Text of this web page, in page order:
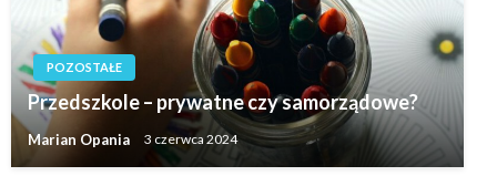
POZOSTAŁE
Przedszkole – prywatne czy samorządowe?
Marian Opania 3 czerwca 2024